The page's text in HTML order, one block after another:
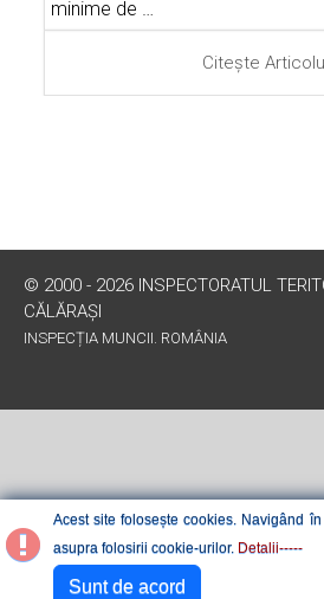
minime de …
Citește
© 2000 - 2026 INSPECTORATUL
CĂLĂRAŞI
INSPECȚIA MUNCII. ROMÂNIA
Acest site folosește cookies. Navigând
asupra folosirii cookie-urilor. Detalii-----
Sunt de acord